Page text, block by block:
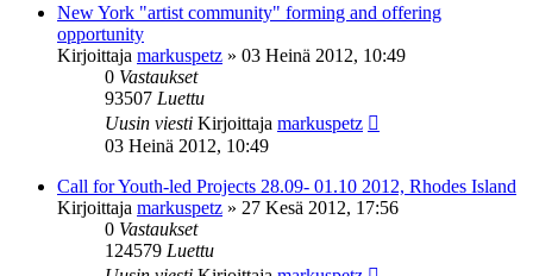
New York "artist community" forming and offering
opportunity
Kirjoittaja markuspetz » 03 Heinä 2012, 10:49
0 Vastaukset
93507 Luettu
Uusin viesti Kirjoittaja markuspetz
03 Heinä 2012, 10:49
Call for Youth-led Projects 28.09- 01.10 2012, Rhodes Island
Kirjoittaja markuspetz » 27 Kesä 2012, 17:56
0 Vastaukset
124579 Luettu